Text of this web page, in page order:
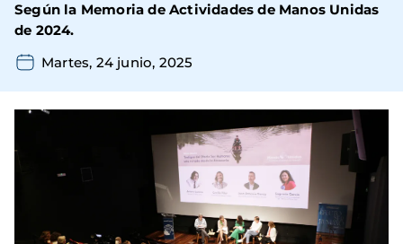
Según la Memoria de Actividades de Manos Unidas
de 2024.
Martes, 24 junio, 2025